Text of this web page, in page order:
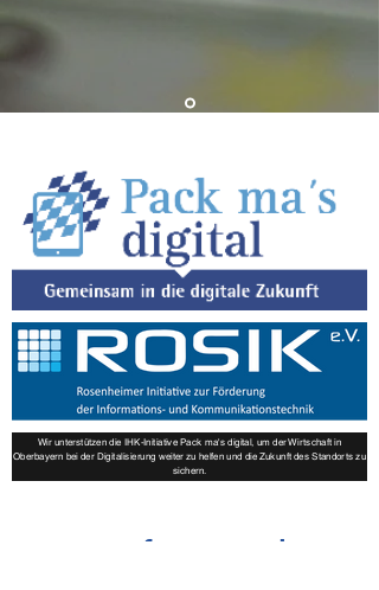
Wir unterstützen die IHK-Initiative Pack ma's digital, um der Wirtschaft in
Oberbayern bei der Digitalisierung weiter zu helfen und die Zukunft des Standorts zu
sichern.
Kostenfreien Online-